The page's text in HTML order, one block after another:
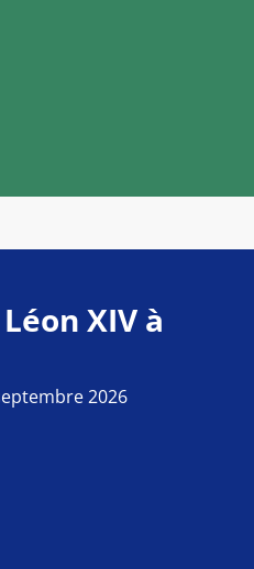
XIV à
2026